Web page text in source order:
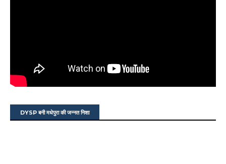
DYSP बनी मधेपुरा की जन्नत निशा